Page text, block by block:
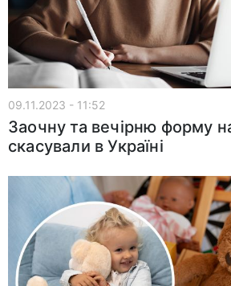
09.11.2023 - 11:52
Заочну та вечірню форму
скасували в Україні